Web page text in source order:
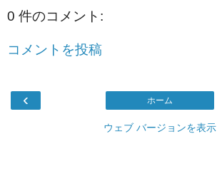
0 件のコメント:
コメントを投稿
‹ ホーム
ウェブ バージョンを表示